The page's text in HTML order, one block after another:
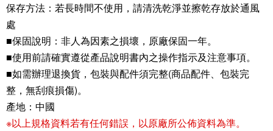
保存方法：若長時間不使用，請清洗乾淨並擦乾存放於通風
處
■保固說明：非人為因素之損壞，原廠保固一年。
■使用前請確實遵從產品說明書內之操作指示及注意事項。
■如需辦理退換貨，包裝與配件須完整(商品配件、包裝完
整，無刮痕損傷)。
產地：中國
※以上規格資料若有任何錯誤，以原廠所公佈資料為準。